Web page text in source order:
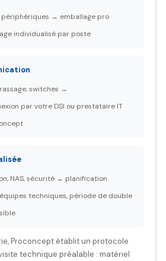
périphériques → emballage pro
individualisé par poste
switches →
par votre DSI ou prestataire IT
NAS, sécurité → planification
techniques, période de double
Proconcept établit un protocole
technique préalable : matériel